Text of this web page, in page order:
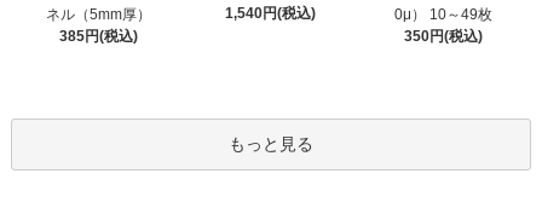
ネル（5mm厚）
385円(税込)
1,540円(税込)
0μ） 10～49枚
350円(税込)
もっと見る